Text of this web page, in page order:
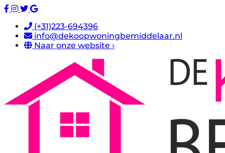
(+31)223-694396
info@dekoopwoningbemiddelaar.nl
Naar onze website ›